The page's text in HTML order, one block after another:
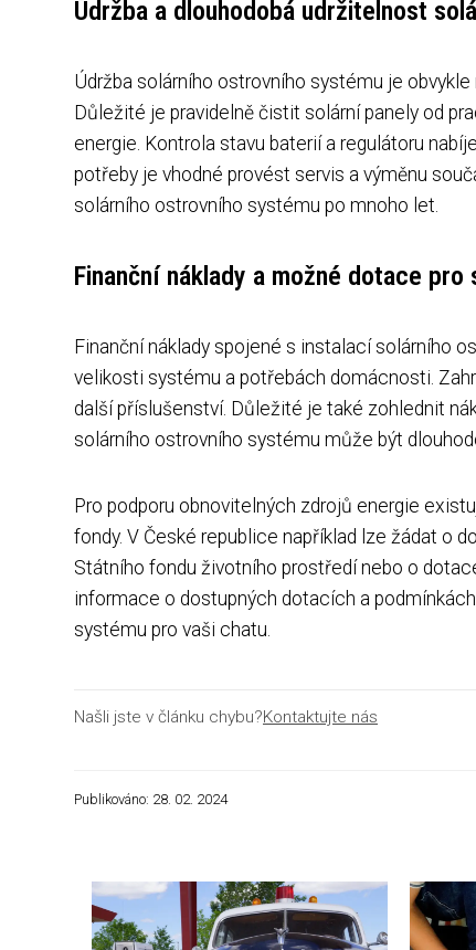
Údržba a dlouhodobá udržitelnost
Údržba solárního ostrovního systému je
Důležité je pravidelně čistit solární panely od
energie. Kontrola stavu baterií a regulátoru
potřeby je vhodné provést servis a výměnu
solárního ostrovního systému po mnoho let.
Finanční náklady a možné dotace
Finanční náklady spojené s instalací solárního
velikosti systému a potřebách domácnosti.
další příslušenství. Důležité je také zohlednit
solárního ostrovního systému může být
Pro podporu obnovitelných zdrojů energie
fondy. V České republice například lze žádat o
Státního fondu životního prostředí nebo o
informace o dostupných dotacích a
systému pro vaši chatu.
Našli jste v článku chybu?Kontaktujte nás
Publikováno: 28. 02. 2024